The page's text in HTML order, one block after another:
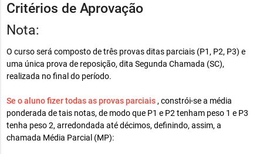
Critérios de Aprovação
Nota:
O curso será composto de três provas ditas parciais (P1, P2, P3) e
uma única prova de reposição, dita Segunda Chamada (SC),
realizada no final do período.
Se o aluno fizer todas as provas parciais , constrói-se a média
ponderada de tais notas, de modo que P1 e P2 tenham peso 1 e P3
tenha peso 2, arredondada até décimos, definindo, assim, a
chamada Média Parcial (MP):